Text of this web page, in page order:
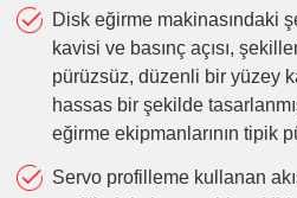
Disk eğirme makinasındaki
kavisi ve basınç açısı,
pürüzsüz, düzenli bir yüzey
hassas bir şekilde
eğirme ekipmanlarının tipik
Servo profilleme kullanan